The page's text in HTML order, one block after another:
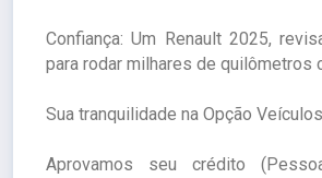
Confiança: Um Renault 2025,
para rodar milhares de quilômetros
Sua tranquilidade na Opção
Aprovamos seu crédito